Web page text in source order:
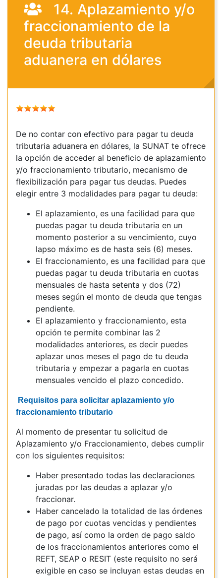
14. Aplazamiento y/o
fraccionamiento de la
deuda tributaria
aduanera en dólares
De no contar con efectivo para pagar tu deuda
tributaria aduanera en dólares, la SUNAT te ofrece
la opción de acceder al beneficio de aplazamiento
y/o fraccionamiento tributario, mecanismo de
flexibilización para pagar tus deudas. Puedes
elegir entre 3 modalidades para pagar tu deuda:
El aplazamiento, es una facilidad para que
puedas pagar tu deuda tributaria en un
momento posterior a su vencimiento, cuyo
lapso máximo es de hasta seis (6) meses.
El fraccionamiento, es una facilidad para que
puedas pagar tu deuda tributaria en cuotas
mensuales de hasta setenta y dos (72)
meses según el monto de deuda que tengas
pendiente.
El aplazamiento y fraccionamiento, esta
opción te permite combinar las 2
modalidades anteriores, es decir puedes
aplazar unos meses el pago de tu deuda
tributaria y empezar a pagarla en cuotas
mensuales vencido el plazo concedido.
Requisitos para solicitar aplazamiento y/o
fraccionamiento tributario
Al momento de presentar tu solicitud de
Aplazamiento y/o Fraccionamiento, debes cumplir
con los siguientes requisitos:
Haber presentado todas las declaraciones
juradas por las deudas a aplazar y/o
fraccionar.
Haber cancelado la totalidad de las órdenes
de pago por cuotas vencidas y pendientes
de pago, así como la orden de pago saldo
de los fraccionamientos anteriores como el
REFT, SEAP o RESIT (este requisito no será
exigible en caso se incluyan estas deudas en